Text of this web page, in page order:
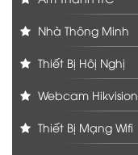
Nhà Thông Minh
Thiết Bị Hôị Nghị
Webcam Hikvision
Thiết Bị Mạng Wifi